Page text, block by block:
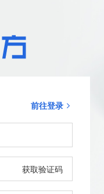
前往登录
获取验证码